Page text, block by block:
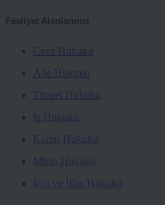
Faaliyet Alanlarımız
Ceza Hukuku
Aile Hukuku
Ticaret Hukuku
İş Hukuku
Kamu Hukuku
Miras Hukuku
İcra ve İflas Hukuku